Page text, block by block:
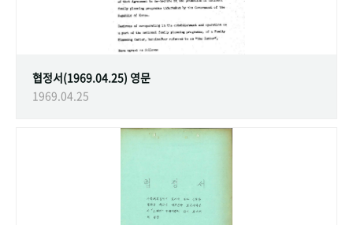
협정서(1969.04.25) 영문
1969.04.25